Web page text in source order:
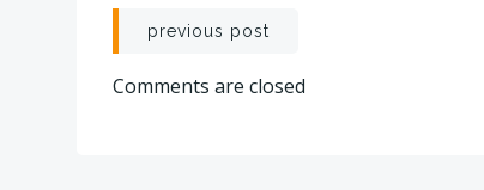
Navigation
de
previous post
Comments are closed